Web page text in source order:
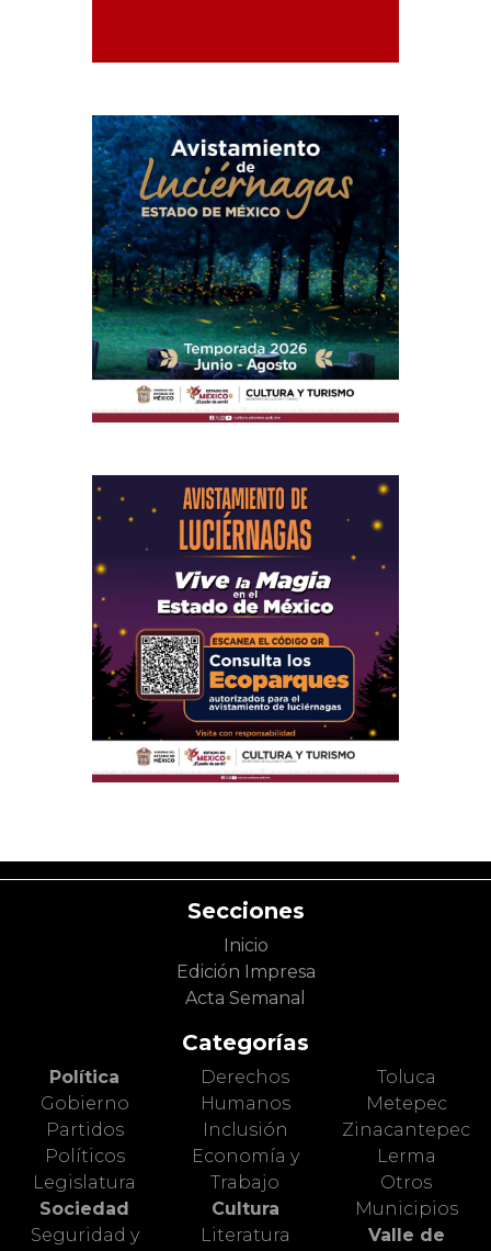
Secciones
Inicio
Edición Impresa
Acta Semanal
Categorías
Política
Gobierno
Partidos
Políticos
Legislatura
Sociedad
Seguridad y
Derechos
Humanos
Inclusión
Economía y
Trabajo
Cultura
Literatura
Toluca
Metepec
Zinacantepec
Lerma
Otros
Municipios
Valle de